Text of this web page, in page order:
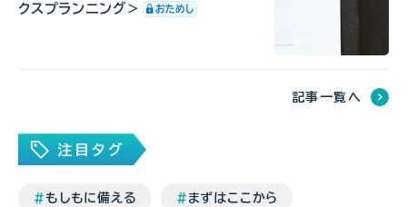
クスプランニング＞
記事一覧へ
注目タグ
もしもに備える まずはここから